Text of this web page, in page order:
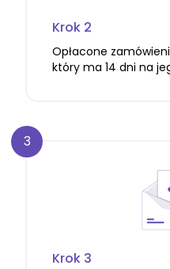
Krok 2
Opłacone
który ma 14 dni na
3
Krok 3